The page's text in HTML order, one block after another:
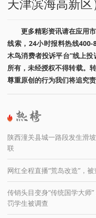
天津滨海高新区
更多精彩资讯请在应用
线索，24小时报料热线
木鸟消费者投诉平台”线上
所有，未经授权不得转载。
尊重原创的行为我们将追究责
陕西潼关县城一路段发生滑
联
网红全程直播“荒岛改造”，被
传销头目变身“传统国学大师
罚学生被调查